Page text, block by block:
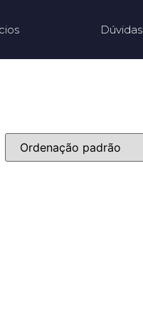
Dúvidas